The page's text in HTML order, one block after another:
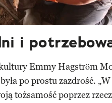
i
Emmy Hagström
po prostu zazdrość.
tożsamość poprzez